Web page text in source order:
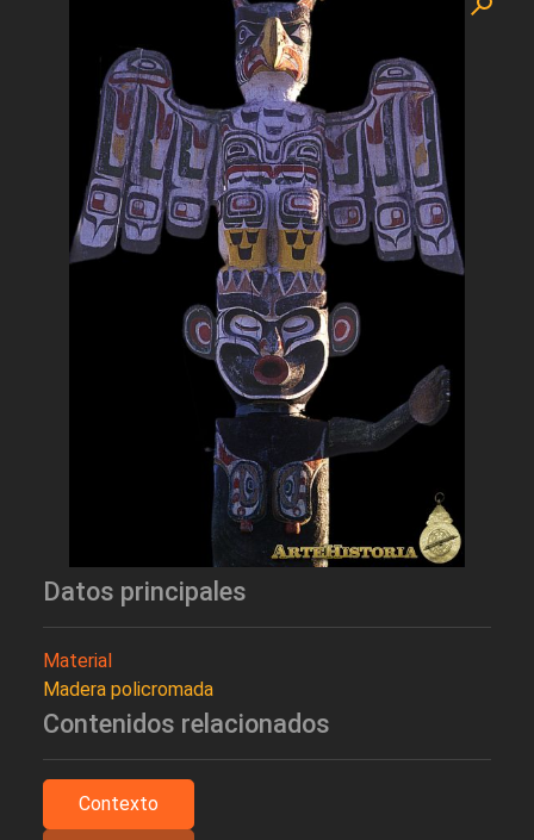
Datos principales
Material
Madera policromada
Contenidos relacionados
Contexto